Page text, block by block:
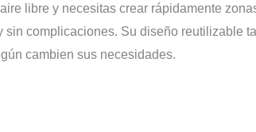
libre y necesitas crear rápidamente
sin complicaciones. Su diseño reutilizable
cambien sus necesidades.